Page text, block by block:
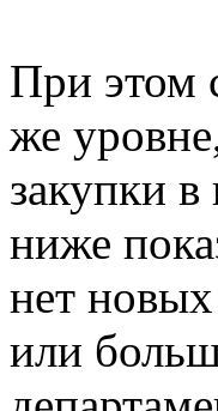
При этом
же
закупки
ниже
нет
или